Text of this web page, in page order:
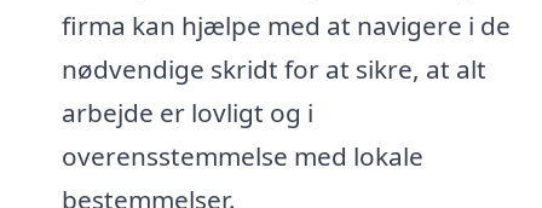
firma kan hjælpe med at navigere i de
nødvendige skridt for at sikre, at alt
arbejde er lovligt og i
overensstemmelse med lokale
bestemmelser.